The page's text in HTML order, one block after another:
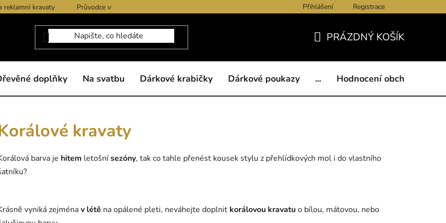
reklamní kravaty Průvodce výběrem produktů Kontakty Obchodní podmínky
Přihlášení Registrace
KOŠÍK
PRÁZDNÝ KOŠÍK
doplňky Na svatbu Dárkové krabičky Dárkové poukazy ... Hodnocení obchodu
kravaty
barva je hitem letošnísezóny, tak co tahle přenést kousek stylu z přehlídkových mol i do vlastního
vyniká zejménav létě na opálené pleti, neváhejte doplnit korálovou kravatuo bílou, mátovou, nebo